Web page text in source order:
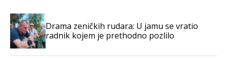
Drama zeničkih rudara: U jamu se vratio
radnik kojem je prethodno pozlilo